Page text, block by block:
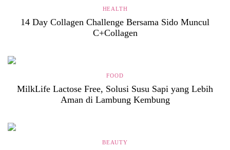
HEALTH
14 Day Collagen Challenge Bersama Sido Muncul
C+Collagen
FOOD
MilkLife Lactose Free, Solusi Susu Sapi yang Lebih
Aman di Lambung Kembung
BEAUTY